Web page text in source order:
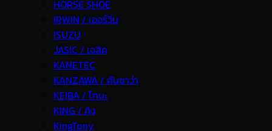
HORSE SHOE
IRWIN / เออร์วิ่น
ISUZU
JASIC / เจสิค
KANETEC
KANZAWA / คันซาว่า
KEIBA / ไกบะ
KING / คิง
KingTony